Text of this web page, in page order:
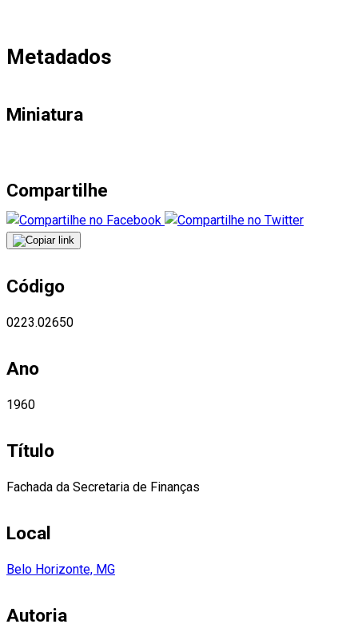
Metadados
Miniatura
Compartilhe
Código
0223.02650
Ano
1960
Título
Fachada da Secretaria de Finanças
Local
Belo Horizonte, MG
Autoria